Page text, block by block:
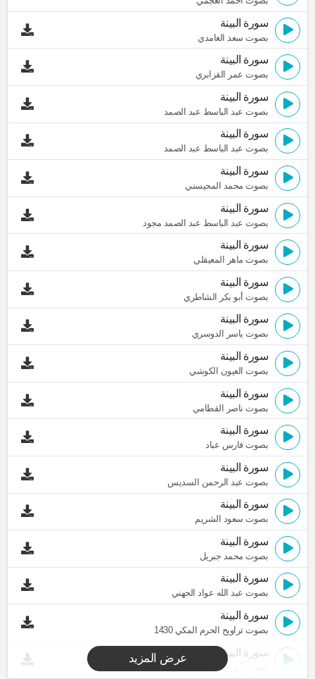
سورة البينة
بصوت سعد الغامدي
سورة البينة
بصوت عمر القزابري
سورة البينة
بصوت عبد الباسط عبد الصمد
سورة البينة
بصوت عبد الباسط عبد الصمد
سورة البينة
بصوت محمد المحيسني
سورة البينة
بصوت عبد الباسط عبد الصمد مجود
سورة البينة
بصوت ماهر المعيقلي
سورة البينة
بصوت أبو بكر الشاطري
سورة البينة
بصوت ياسر الدوسري
سورة البينة
بصوت العيون الكوشي
سورة البينة
بصوت ناصر القطامي
سورة البينة
بصوت فارس عباد
سورة البينة
بصوت عبد الرحمن السديس
سورة البينة
بصوت سعود الشريم
سورة البينة
بصوت محمد جبريل
سورة البينة
بصوت عبد الله عواد الجهني
سورة البينة
بصوت تراويح الحرم المكي 1430
سورة البينة
بصوت أبو عبد الله المظفر
عرض المزيد